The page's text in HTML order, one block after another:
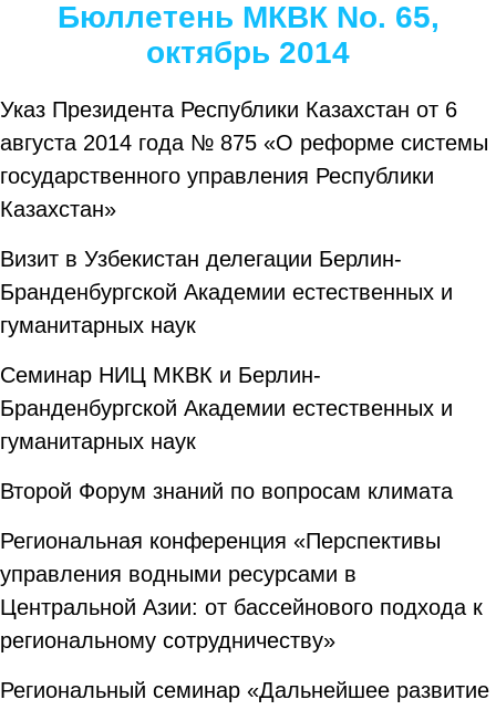
Бюллетень МКВК No. 65,
октябрь 2014
Указ Президента Республики Казахстан от 6
августа 2014 года № 875 «О реформе системы
государственного управления Республики
Казахстан»
Визит в Узбекистан делегации Берлин-
Бранденбургской Академии естественных и
гуманитарных наук
Семинар НИЦ МКВК и Берлин-
Бранденбургской Академии естественных и
гуманитарных наук
Второй Форум знаний по вопросам климата
Региональная конференция «Перспективы
управления водными ресурсами в
Центральной Азии: от бассейнового подхода к
региональному сотрудничеству»
Региональный семинар «Дальнейшее развитие